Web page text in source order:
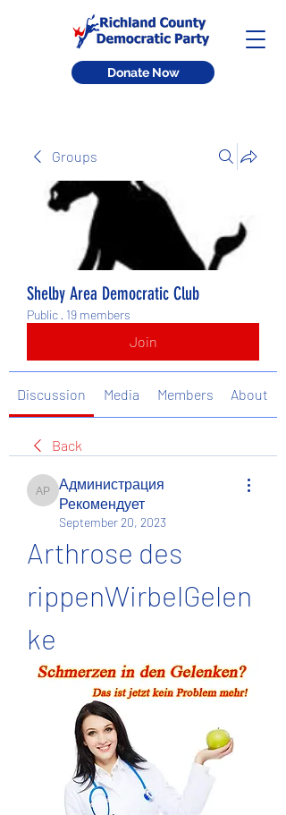
Donate Now
Groups
Shelby Area Democratic Club
Public · 19 members
Join
Discussion Media Members About
Back
Администрация Рекомендует
Администрация
Рекомендует
September 20, 2023
Arthrose des
rippenWirbelGelen
ke